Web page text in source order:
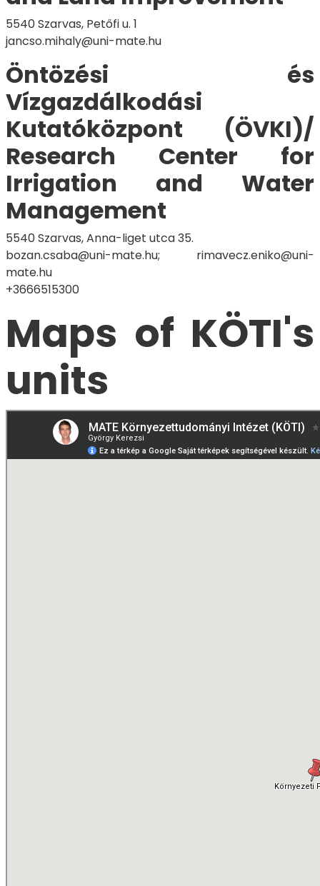
5540 Szarvas, Petőfi u. 1
jancso.mihaly@uni-mate.hu
Öntözési és
Vízgazdálkodási
Kutatóközpont (ÖVKI)/
Research Center for
Irrigation and Water
Management
5540 Szarvas, Anna-liget utca 35.
bozan.csaba@uni-mate.hu; rimavecz.eniko@uni-
mate.hu
+3666515300
Maps of KÖTI's
units